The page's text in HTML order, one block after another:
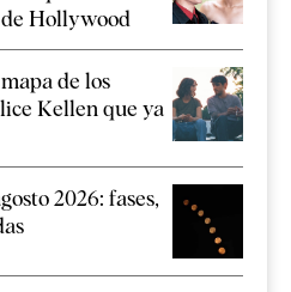
de Hollywood
de los
Kellen que ya
2026: fases,